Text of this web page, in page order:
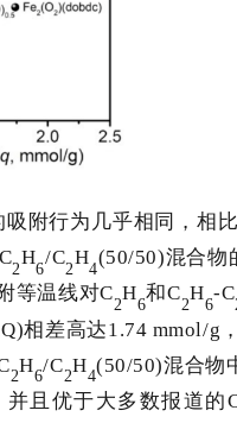
吸附行为几乎相同，相比
C2H6/C2H4(50/50)混合物
等温线对C2H6和C2H6-C
)相差高达1.74 mmol/g ，
2H6/C2H4(50/50)混合物
并且优于大多数报道的